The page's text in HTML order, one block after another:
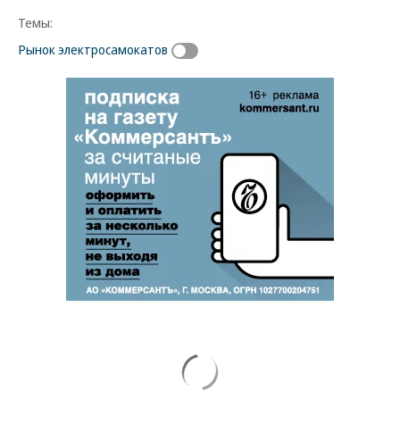
Темы:
Рынок электросамокатов